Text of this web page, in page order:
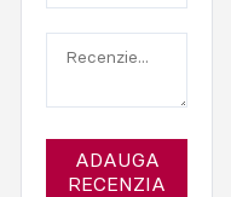
ADAUGA
RECENZIA